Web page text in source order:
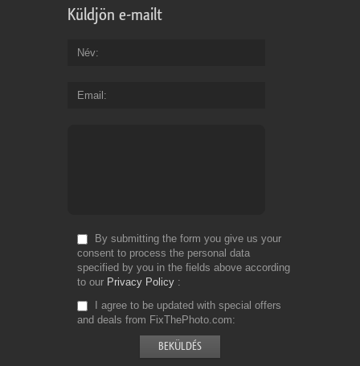
Küldjön e-mailt
Név
Email
By submitting the form you give us your
consent to process the personal data
specified by you in the fields above according
to our Privacy Policy
I agree to be updated with special offers
and deals from FixThePhoto.com